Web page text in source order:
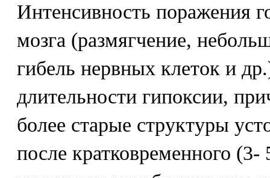
Интенсивность поражения
мозга (размягчение,
гибель нервных клеток и
длительности гипоксии,
более старые структуры
после кратковременного